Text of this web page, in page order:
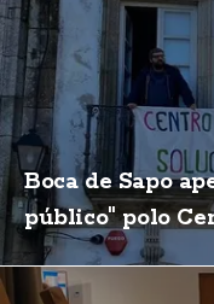
Boca de Sapo
público" polo